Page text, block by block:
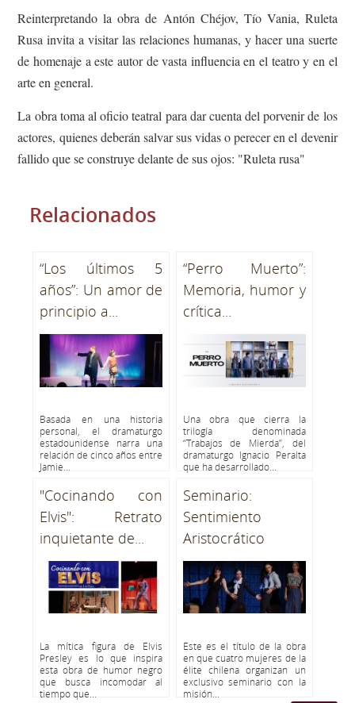
Reinterpretando la obra de Antón Chéjov, Tío Vania, Ruleta
Rusa invita a visitar las relaciones humanas, y hacer una suerte
de homenaje a este autor de vasta influencia en el teatro y en el
arte en general.
La obra toma al oficio teatral para dar cuenta del porvenir de los
actores, quienes deberán salvar sus vidas o perecer en el devenir
fallido que se construye delante de sus ojos: "Ruleta rusa"
Relacionados
“Los últimos 5
años”: Un amor de
principio a...
Basada en una historia
personal, el dramaturgo
estadounidense narra una
relación de cinco años entre
Jamie...
“Perro Muerto”:
Memoria, humor y
crítica...
Una obra que cierra la
trilogía denominada
“Trabajos de Mierda”, del
dramaturgo Ignacio Peralta
que ha desarrollado...
"Cocinando con
Elvis": Retrato
inquietante de...
La mítica figura de Elvis
Presley es lo que inspira
esta obra de humor negro
que busca incomodar al
tiempo que...
Seminario:
Sentimiento
Aristocrático
Este es el título de la obra
en que cuatro mujeres de la
élite chilena organizan un
exclusivo seminario con la
misión...